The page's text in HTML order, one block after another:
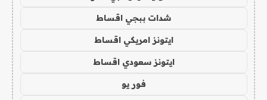
شدات ببجي اقساط
ايتونز امريكي اقساط
ايتونز سعودي اقساط
فور يو